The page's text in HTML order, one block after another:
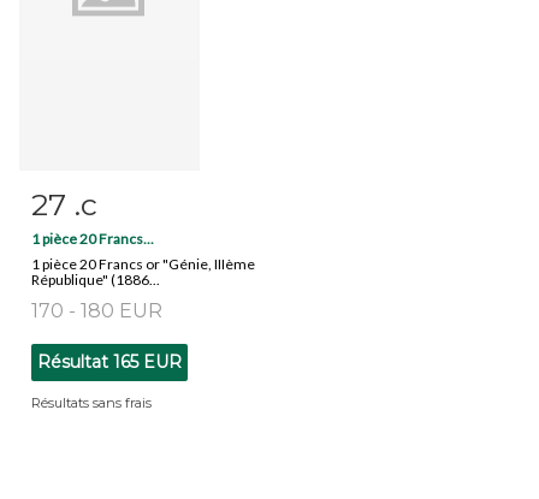
Fiche détaillée
27 .c
1 pièce 20 Francs...
1 pièce 20 Francs or "Génie, IIIème
République" (1886...
170 - 180 EUR
Résultat 165 EUR
Résultats sans frais